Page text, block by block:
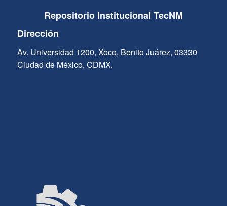
Repositorio Institucional TecNM
Dirección
Av. Universidad 1200, Xoco, Benito Juárez, 03330
Ciudad de México, CDMX.